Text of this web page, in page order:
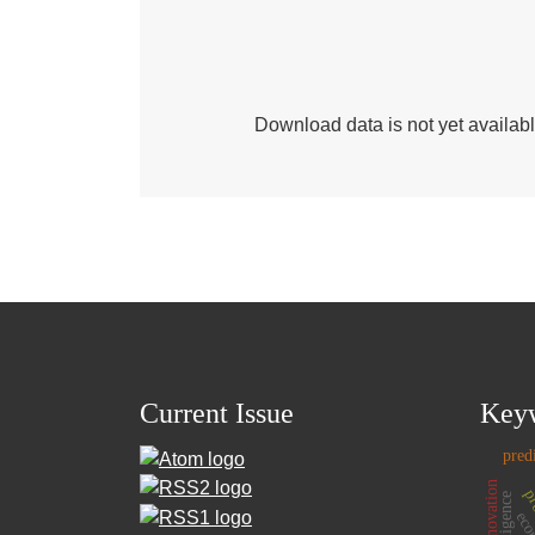
Download data is not yet
Current Issue